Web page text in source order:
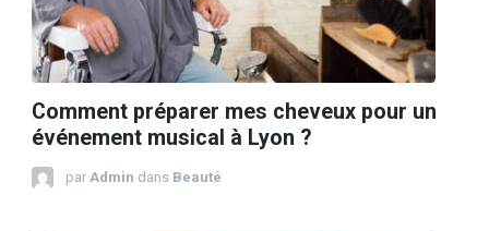
Comment préparer mes cheveux pour un
événement musical à Lyon ?
par Admin dans Beauté